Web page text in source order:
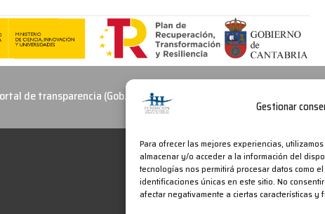
Gestionar
Para ofrecer las mejores experiencias,
almacenar y/o acceder a la información del
tecnologías nos permitirá procesar datos como
identificaciones únicas en este sitio. No
afectar negativamente a ciertas características y
de transparencia (Gob. Cantabria)